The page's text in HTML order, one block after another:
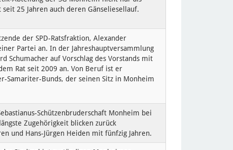
25 Jahren auch deren Gänseliesellauf.
der SPD-Ratsfraktion, Alexander
Partei an. In der Jahreshauptversammlung
Schumacher auf Vorschlag des Vorstands mit
Rat seit 2009 an. Von Beruf ist er
Samariter-Bunds, der seinen Sitz in Monheim
Schützenbruderschaft Monheim bei
Zugehörigkeit blicken zurück
und Hans-Jürgen Heiden mit fünfzig Jahren.